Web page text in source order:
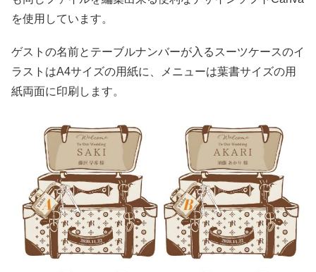
を使用しています。
ゲストの名前とテーブルナンバーが入るスーツケースのイ
ラストはA4サイズの用紙に、メニューは葉書サイズの用
紙両面に印刷します。